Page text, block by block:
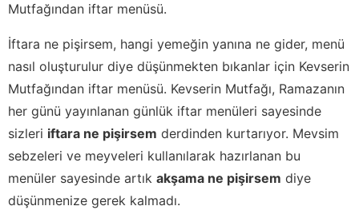
Mutfağından iftar menüsü.
İftara ne pişirsem, hangi yemeğin yanına ne gider, menü
nasıl oluşturulur diye düşünmekten bıkanlar için Kevserin
Mutfağından iftar menüsü. Kevserin Mutfağı, Ramazanın
her günü yayınlanan günlük iftar menüleri sayesinde
sizleri iftara ne pişirsem derdinden kurtarıyor. Mevsim
sebzeleri ve meyveleri kullanılarak hazırlanan bu
menüler sayesinde artık akşama ne pişirsem diye
düşünmenize gerek kalmadı.